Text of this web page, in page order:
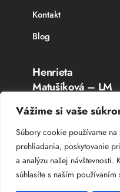
Vážime si vaše
Súbory cookie používame na
prehliadania, poskytovanie
a analýzu našej návštevnosti.
súhlasíte s naším
Kontakt
Blog
Henrieta
Matušíková – LM
Rybárske potreby
Topoľčany
IČO: 336 764 53
DIČ: 102 044 8385